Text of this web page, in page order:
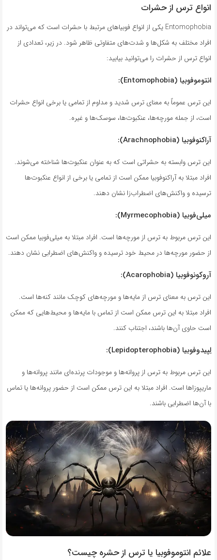
انواع ترس از حشرات
Entomophobia یکی از انواع فوبیاهای مرتبط با حشرات است که می‌تواند در
افراد مختلف به شکل‌ها و شدت‌های متفاوتی ظاهر شود. در زیر، تعدادی از
انواع ترس از حشرات را می‌توانید بیابید:
انتوموفوبیا (Entomophobia):
این ترس عموماً به معنای ترس شدید و مداوم از تمامی یا برخی انواع حشرات
است، از جمله مورچه‌ها، عنکبوت‌ها، سوسک‌ها و غیره.
آراکنوفوبیا (Arachnophobia):
این ترس وابسته به حشراتی است که به عنوان عنکبوت‌ها شناخته می‌شوند.
افراد مبتلا به آراکنوفوبیا ممکن است از تمامی یا برخی از انواع عنکبوت‌ها
ترسیده و واکنش‌های اضطراب‌زا نشان دهند.
میلی‌فوبیا (Myrmecophobia):
این ترس مربوط به ترس از مورچه‌ها است. افراد مبتلا به میلی‌فوبیا ممکن است
از حضور مورچه‌ها در محیط خود ترسیده و واکنش‌های اضطرابی نشان دهند.
آروکونوفوبیا (Acarophobia):
این ترس به معنای ترس از مایه‌ها و مورچه‌های کوچک مانند کنه‌ها است.
افراد مبتلا به این ترس ممکن است از تماس با مایه‌ها و محیط‌هایی که ممکن
است حاوی آن‌ها باشند، اجتناب کنند.
لِپیدوفوبیا (Lepidopterophobia):
این ترس مربوط به ترس از پروانه‌ها و موجودات پرنده‌ای مانند پروانه‌ها و
ماریپوزاها است. افراد مبتلا به این ترس ممکن است از حضور پروانه‌ها یا تماس
با آن‌ها اضطرابی باشند.
علائم انتوموفوبیا یا ترس از حشره چیست؟